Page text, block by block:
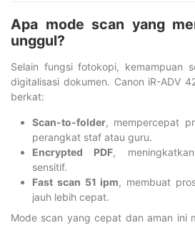
Apa mode scan yang
unggul?
Selain fungsi fotokopi, kemampuan
digitalisasi dokumen. Canon iR-ADV
berkat:
Scan-to-folder, mempercepat
perangkat staf atau guru.
Encrypted PDF,
sensitif.
Fast scan 51 ipm, membuat
jauh lebih cepat.
Mode scan yang cepat dan aman ini